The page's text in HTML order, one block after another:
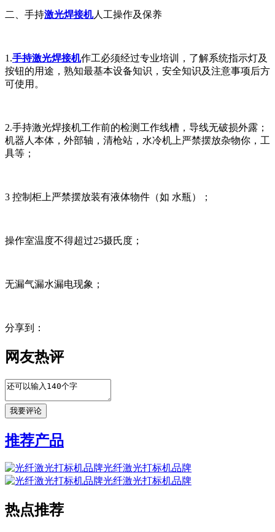
二、手持激光焊接机人工操作及保养
1.手持激光焊接机作工必须经过专业培训，了解系统指示灯及
按钮的用途，熟知最基本设备知识，安全知识及注意事项后方
可使用。
2.手持激光焊接机工作前的检测工作线槽，导线无破损外露；
机器人本体，外部轴，清枪站，水冷机上严禁摆放杂物你，工
具等；
3 控制柜上严禁摆放装有液体物件（如 水瓶）；
操作室温度不得超过25摄氏度；
无漏气漏水漏电现象；
分享到：
网友热评
推荐产品
光纤激光打标机品牌
光纤激光打标机品牌
热点推荐